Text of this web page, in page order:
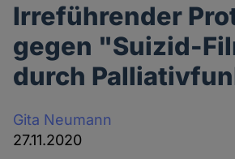
Irreführender
gegen "Suizid-
durch
Gita Neumann
27.11.2020